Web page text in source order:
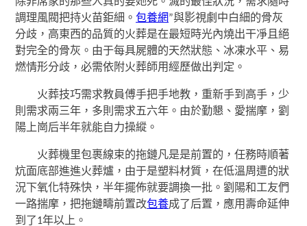
調理風閥把持火苗鉅細。包養網”與影視劇中白細的骨灰
分歧，高東西的品質的火葬是在最短時光內燒出干凈且絕
對完全的骨灰。由于每具屍體的天然狀態、冰凍水平、易
燃情形分歧，必需依附火葬師用經歷做出判定。
火葬技巧需求教員傅手把手地教，重新手到高手，少
則需求兩三年，多則需求五六年。由於勤懇、愛揣摩，劉
陽上崗后半年就能自力操縱。
火葬機里包裹線束的拖鏈凡是是前置的，任務時順著
炕面底部進進火葬爐，由于是塑料材質，在低溫周遭的狀
況下氧化特殊快，半年擺佈就要調換一批。劉陽和工友們
一路揣摩，把拖鏈疇前置改包養成了后置，應用壽命延伸
到了1年以上。